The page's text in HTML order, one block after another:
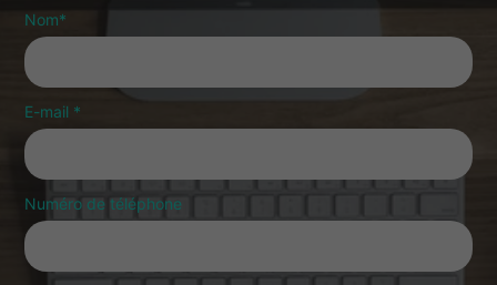
Nom*
E-mail *
Numéro de téléphone